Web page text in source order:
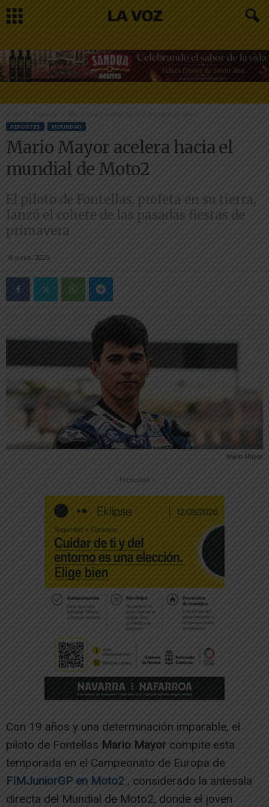
Inicio Mario Mayor acelera hacia el mundial de Moto2
DEPORTES MERINDAD
Mario Mayor acelera hacia el
mundial de Moto2
El piloto de Fontellas, profeta en su tierra,
lanzó el cohete de las pasadas fiestas de
primavera
16 junio, 2025
Mario Mayor
-- Publicidad --
Con 19 años y una determinación imparable, el
piloto de Fontellas Mario Mayor compite esta
temporada en el Campeonato de Europa de
FIMJuniorGP en Moto2 , considerado la antesala
directa del Mundial de Moto2, donde el joven